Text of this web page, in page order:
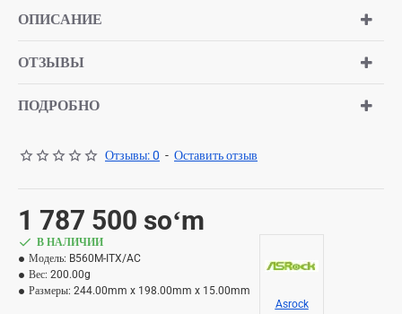
ОПИСАНИЕ
ОТЗЫВЫ
ПОДРОБНО
Отзывы: 0 - Оставить отзыв
1 787 500 soʻm
В НАЛИЧИИ
Модель: B560M-ITX/AC
Вес: 200.00g
Размеры: 244.00mm x 198.00mm x 15.00mm
Asrock